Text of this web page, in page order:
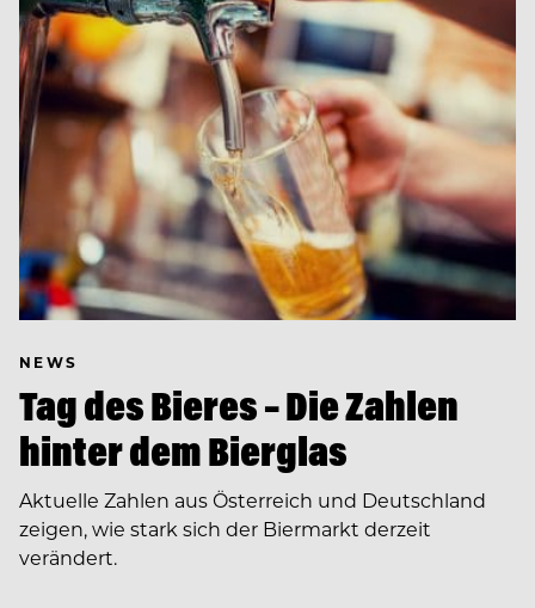
NEWS
Tag des Bieres – Die Zahlen
hinter dem Bierglas
Aktuelle Zahlen aus Österreich und Deutschland
zeigen, wie stark sich der Biermarkt derzeit
verändert.